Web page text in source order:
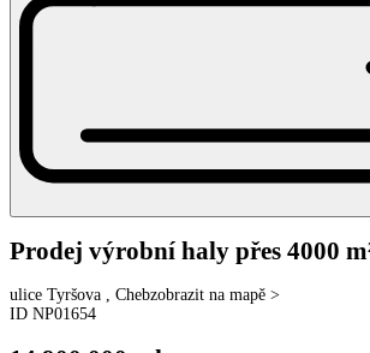
Prodej výrobní haly přes 4000
ulice Tyršova , Chebzobrazit na mapě >
ID NP01654